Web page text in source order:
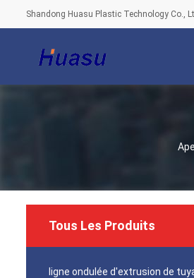
Shandong Huasu Plastic Technology Co.,
Tous Les Produits
ligne ondulée d'extrusion de